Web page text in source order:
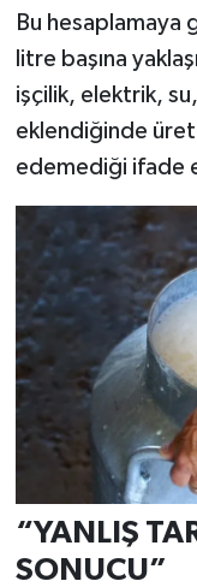
Bu hesaplamaya
litre başına
işçilik, elektrik,
eklendiğinde
edemediği ifade
“YANLIŞ
SONUCU”